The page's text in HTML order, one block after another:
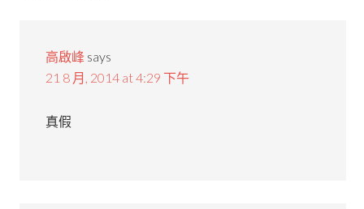
高啟峰 says
21 8 月, 2014 at 4:29 下午
真假